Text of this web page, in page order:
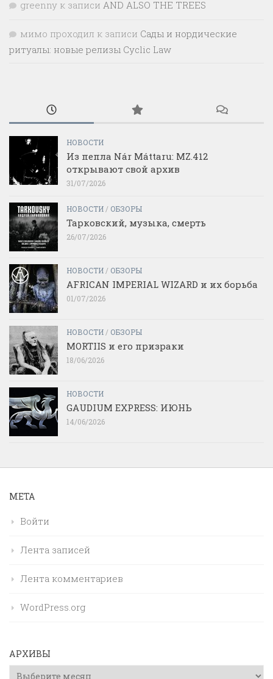
greenny к записи AND ALSO THE TREES
мимо проходил к записи Сады и нордические
ритуалы: новые релизы Cyclic Law
НОВОСТИ
Из пепла Nár Máttaru: MZ.412
открывают свой архив
31/07/2026
НОВОСТИ / ОБЗОРЫ
Тарковский, музыка, смерть
26/07/2026
НОВОСТИ / ОБЗОРЫ
AFRICAN IMPERIAL WIZARD и их борьба
01/07/2026
НОВОСТИ / ОБЗОРЫ
MORTIIS и его призраки
18/06/2026
НОВОСТИ
GAUDIUM EXPRESS: ИЮНЬ
14/06/2026
МЕТА
Войти
Лента записей
Лента комментариев
WordPress.org
АРХИВЫ
Архивы